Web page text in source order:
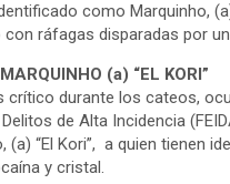
como Marquinho,
ráfagas disparadas por
(a) “EL KORI”
crítico durante los cateos,
de Alta Incidencia
(a) “El Kori”, a quien tienen
y cristal.